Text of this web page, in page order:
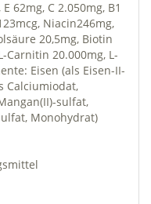
62mg, C 2.050mg, B1
Niacin246mg,
20,5mg, Biotin
Carnitin 20.000mg, L-
Eisen (als Eisen-II-
Calciumiodat,
sulfat,
Monohydrat)